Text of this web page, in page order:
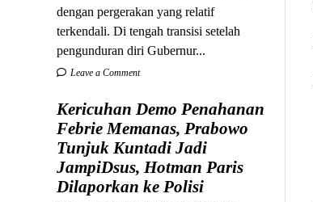
dengan pergerakan yang relatif
terkendali. Di tengah transisi setelah
pengunduran diri Gubernur...
Leave a Comment
Kericuhan Demo Penahanan
Febrie Memanas, Prabowo
Tunjuk Kuntadi Jadi
JampiDsus, Hotman Paris
Dilaporkan ke Polisi